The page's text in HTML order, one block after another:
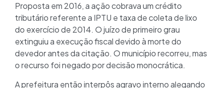
Proposta em 2016, a ação cobrava um crédito
tributário referente a IPTU e taxa de coleta de lixo
do exercício de 2014. O juízo de primeiro grau
extinguiu a execução fiscal devido à morte do
devedor antes da citação. O município recorreu, mas
o recurso foi negado por decisão monocrática.
A prefeitura então interpôs agravo interno alegando